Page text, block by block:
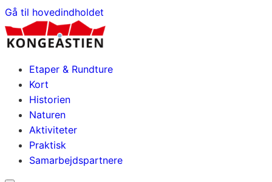
Gå til hovedindholdet
Etaper & Rundture
Kort
Historien
Naturen
Aktiviteter
Praktisk
Samarbejdspartnere